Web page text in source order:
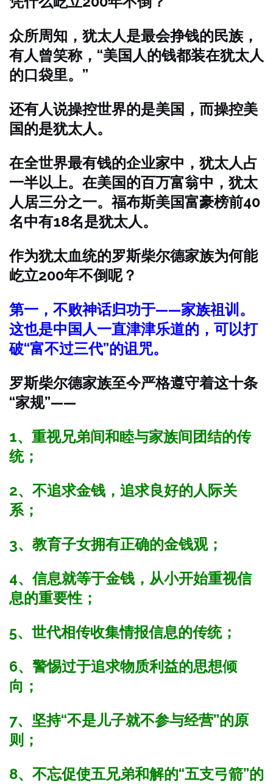
众所周知，犹太人是最会挣钱的民族，
有人曾笑称，“美国人的钱都装在犹太人
的口袋里。”
还有人说操控世界的是美国，而操控美
国的是犹太人。
在全世界最有钱的企业家中，犹太人占
一半以上。在美国的百万富翁中，犹太
人居三分之一。福布斯美国富豪榜前40
名中有18名是犹太人。
作为犹太血统的罗斯柴尔德家族为何能
屹立200年不倒呢？
第一，不败神话归功于——家族祖训。
这也是中国人一直津津乐道的，可以打
破“富不过三代”的诅咒。
罗斯柴尔德家族至今严格遵守着这十条
“家规”——
1、重视兄弟间和睦与家族间团结的传
统；
2、不追求金钱，追求良好的人际关
系；
3、教育子女拥有正确的金钱观；
4、信息就等于金钱，从小开始重视信
息的重要性；
5、世代相传收集情报信息的传统；
6、警惕过于追求物质利益的思想倾
向；
7、坚持“不是儿子就不参与经营”的原
则；
8、不忘促使五兄弟和解的“五支弓箭”的